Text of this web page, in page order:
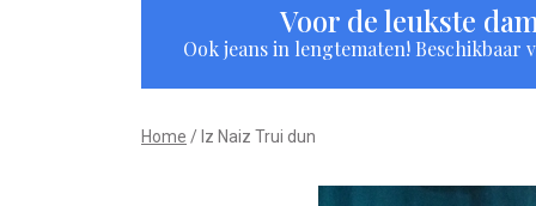
Voor de leukste
Ook jeans in lengtematen! Beschikbaar
Home Iz Naiz Trui dun